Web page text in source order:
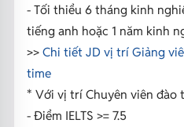
- Tối thiểu 6 tháng kinh
tiếng anh hoặc 1 năm kinh
>> Chi tiết JD vị trí Giảng
time
* Với vị trí Chuyên viên đào
- Điểm IELTS >= 7.5